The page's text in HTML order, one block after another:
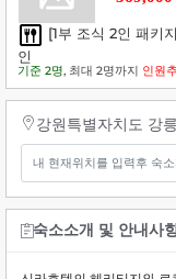
[1부 조식 2인 패키
인
기준 2명, 최대 2명까지 인원
강원특별자치도 강
숙소소개 및 안내사